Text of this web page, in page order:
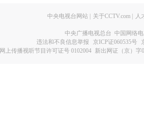
中央电视台网站 关于CCTV.com 人
中央广播电视总台 中国网络
违法和不良信息举报
京ICP证060535号
网上传播视听节目许可证号 0102004 新出网证（京）